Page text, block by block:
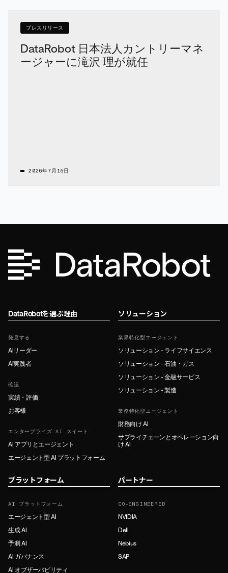
プレスリリース
DataRobot 日本法人カントリーマネ
ージャーに滝沢 理が就任
2026年7月15日
DataRobotを選ぶ理由
発見する
AIリーダー
AI実践者
確認
実績・評価
お客様
エンタープライズ AI スイート
AI アプリとエージェント
エージェント型 AI プラットフォーム
ソリューション
業界特化型エージェント
ソリューション - ライフサイエンス
ソリューション - 石油・ガス
ソリューション - 金融サービス
ソリューション - 製造
業務特化型エージェント
財務向け AI
サプライチェーンとオペレーション向
け AI
プラットフォーム
AI プラットフォーム
エージェント型 AI
生成 AI
予測 AI
AI ガバナンス
AI オブザーバビリティ
パートナー
CO-ENGINEERED
NVIDIA
Dell
Nebius
SAP